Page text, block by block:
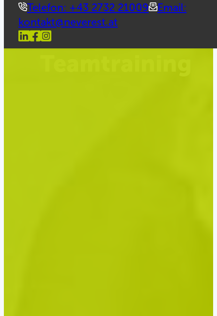
Telefon: +43 2732 21009
Email:
kontakt@neverest.at